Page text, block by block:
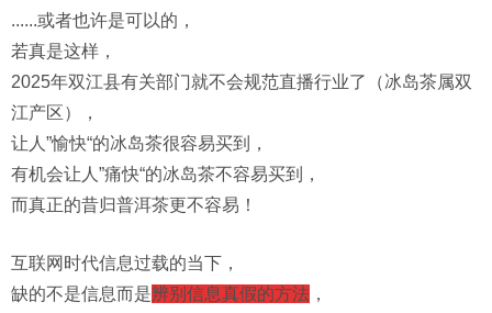
......或者也许是可以的，
若真是这样，
2025年双江县有关部门就不会规范直播行业了（冰岛茶属双
江产区），
让人”愉快“的冰岛茶很容易买到，
有机会让人”痛快“的冰岛茶不容易买到，
而真正的昔归普洱茶更不容易！
互联网时代信息过载的当下，
缺的不是信息而是辨别信息真假的方法 ，